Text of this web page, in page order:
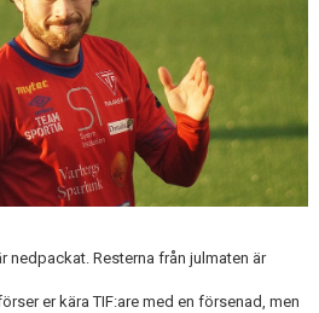
nedpackat. Resterna från julmaten är
er kära TIF:are med en försenad, men